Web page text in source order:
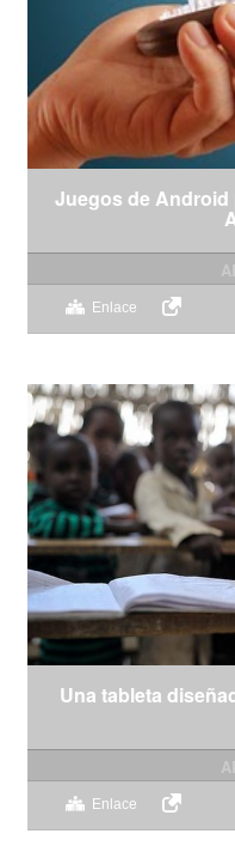
Juegos de Android
Enlace
Una tableta
Enlace